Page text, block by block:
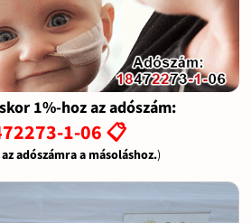
1%-hoz az adószám:
1-06 📋
adószámra a másoláshoz.)